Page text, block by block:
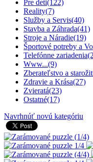
Pre deti(122)
Reality(7)
Služby a Servis(40)
Stavba a Záhrada(41)
Stroje a Náradie(19)
Športové potreby a
Telefónne zariadenia
Www...(9)
Zberateľstvo a
Zdravie a Krása(27)
Zvieratá(23)
Ostatné(17)
Navrhnúť novú kategóriu